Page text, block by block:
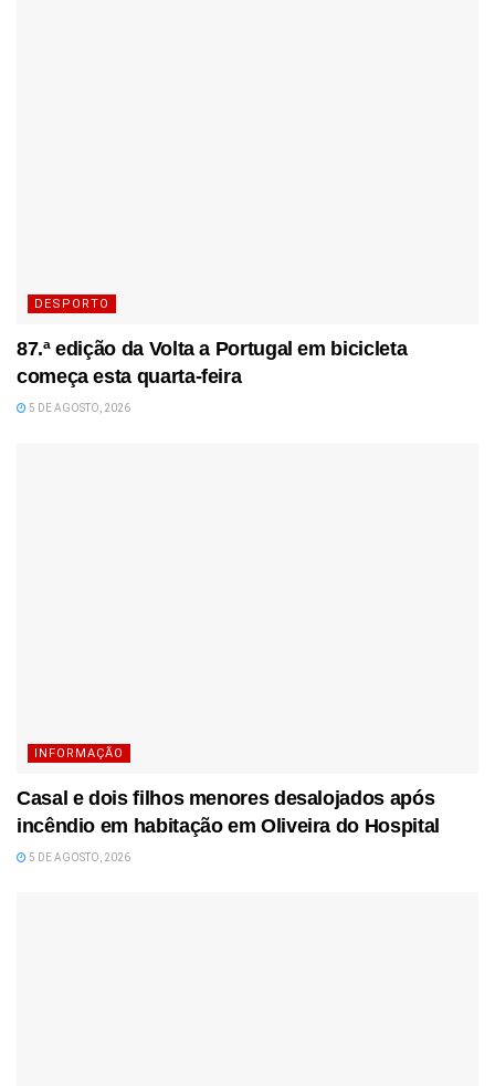
DESPORTO
87.ª edição da Volta a Portugal em bicicleta
começa esta quarta-feira
5 DE AGOSTO, 2026
INFORMAÇÃO
Casal e dois filhos menores desalojados após
incêndio em habitação em Oliveira do Hospital
5 DE AGOSTO, 2026